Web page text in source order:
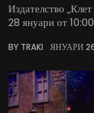
Издателство
28 януари от 10:00
BY TRAKI ЯНУАРИ